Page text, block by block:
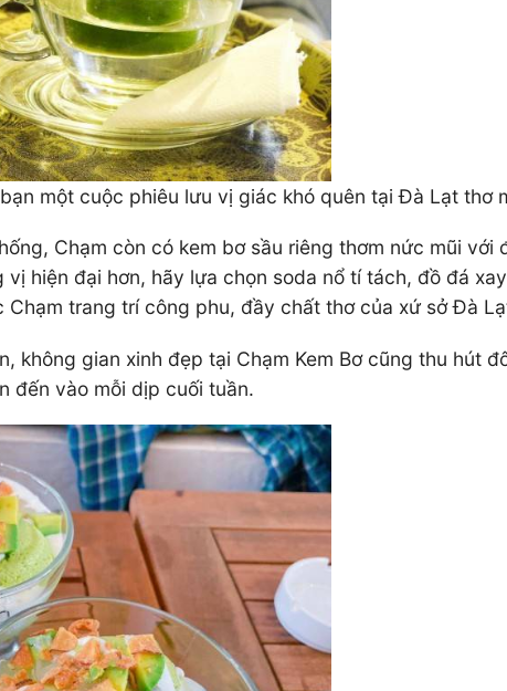
một cuộc phiêu lưu vị giác khó quên tại Đà Lạt thơ
Chạm còn có kem bơ sầu riêng thơm nức mũi
hiện đại hơn, hãy lựa chọn soda nổ tí tách, đồ đá
trang trí công phu, đầy chất thơ của xứ sở Đà
không gian xinh đẹp tại Chạm Kem Bơ cũng thu hút
đến vào mỗi dịp cuối tuần.